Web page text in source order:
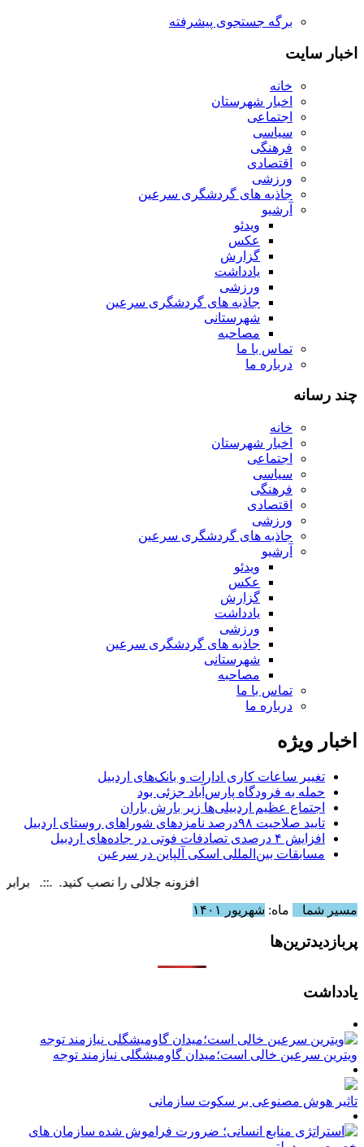
برگه جستجوی پیشرفته
اخبار سایت
خانه
اخبار شهرستان
اجتماعی
سیاسی
فرهنگی
اقتصادی
ورزشی
جاذبه های گردشگری سرعین
آرشیو
ویدئو
عکس
گزارش
یادداشت
ورزشی
جاذبه های گردشگری سرعین
شهرستانی
مصاحبه
تماس با ما
درباره ما
چند رسانه
خانه
اخبار شهرستان
اجتماعی
سیاسی
فرهنگی
اقتصادی
ورزشی
جاذبه های گردشگری سرعین
آرشیو
ویدئو
عکس
گزارش
یادداشت
ورزشی
جاذبه های گردشگری سرعین
شهرستانی
مصاحبه
تماس با ما
درباره ما
اخبار ویژه
تغییر ساعات کاری ادارات و بانک‌های اردبیل
حمله به فرودگاه پارس‌‌آباد جزئی بود
اجتماع عظیم اردبیلی‌ها زیر بارش باران
تایید صلاحیت ۹۸درصد نامزدهای شوراهای روستای اردبیل
افزایش ۴ درصدی تصادفات فوتی در جاده‌های اردبیل
مسابقات بین‌المللی اسکی آلپاین در سرعین
افزونه جلالی را نصب کنید. .::. برابر با : Sunday, 9 August , 2026
مسیر شما
ماه: شهریور ۱۴۰۱
پربازدیدترین‌ها
یادداشت
ویترین سرعین خالی است؛میدان گاومیشگلی نیازمند توجه
تاثیر هوش مصنوعی بر سکوت سازمانی